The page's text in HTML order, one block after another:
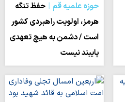
حوزه علمیه قم
حفظ تنگه
هرمز، اولویت راهبردی کشور
است / دشمن به هیچ تعهدی
پایبند نیست